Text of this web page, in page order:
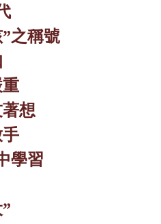
”之稱號
想
學習
”